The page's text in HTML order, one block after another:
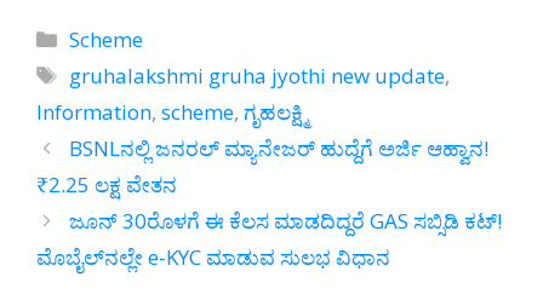
at
s
A
p
p
e
gr
a
m
b
o
o
e
Categories
Scheme
Tags
gruhalakshmi gruha jyothi new update,
Information, scheme, ಗೃಹಲಕ್ಷ್ಮಿ
BSNLನಲ್ಲಿ ಜನರಲ್ ಮ್ಯಾನೇಜರ್ ಹುದ್ದೆಗೆ ಅರ್ಜಿ ಆಹ್ವಾನ!
₹2.25 ಲಕ್ಷ ವೇತನ
ಜೂನ್ 30ರೊಳಗೆ ಈ ಕೆಲಸ ಮಾಡದಿದ್ದರೆ GAS ಸಬ್ಸಿಡಿ ಕಟ್!
ಮೊಬೈಲ್‌ನಲ್ಲೇ e-KYC ಮಾಡುವ ಸುಲಭ ವಿಧಾನ